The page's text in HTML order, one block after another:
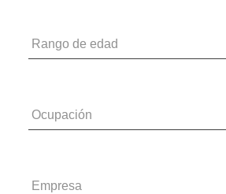
Rango de edad
Ocupación
Empresa